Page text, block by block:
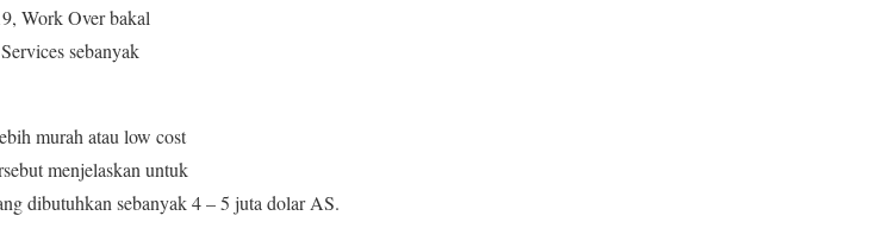
Work Over bakal
sebanyak
murah atau low cost
menjelaskan untuk
dibutuhkan sebanyak 4 – 5 juta dolar AS.